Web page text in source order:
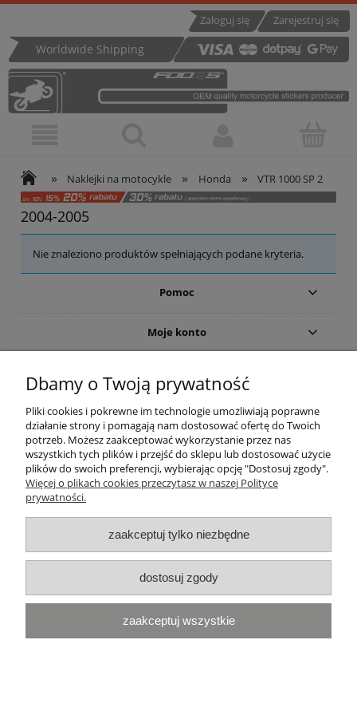
Zarejestruj się
Zaloguj się
Worldwide Shipping
» Naklejki na motocykle » Honda » VTR 1000 SP 2
2004-2005
Nie znaleziono produktów spełniających podane kryteria.
Pomoc
Moje konto
Informacje
Najczęściej przeglądane:
Naklejki BMW|Naklejki Yamaha|Naklejki Ducati|Naklejki
Honda|Naklejki Kawasaki|Naklejki Suzuki|Naklejki Triumph
Fooqs © 2020
pokaż pełną wersję strony
Sklep internetowy Shoper.pl
Dbamy o Twoją prywatność
Pliki cookies i pokrewne im technologie umożliwiają poprawne
działanie strony i pomagają nam dostosować ofertę do Twoich
potrzeb. Możesz zaakceptować wykorzystanie przez nas
wszystkich tych plików i przejść do sklepu lub dostosować użycie
plików do swoich preferencji, wybierając opcję "Dostosuj zgody".
Więcej o plikach cookies przeczytasz w naszej Polityce
prywatności.
zaakceptuj tylko niezbędne
dostosuj zgody
zaakceptuj wszystkie